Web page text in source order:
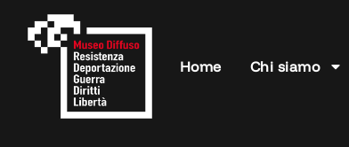
Home Chi siamo